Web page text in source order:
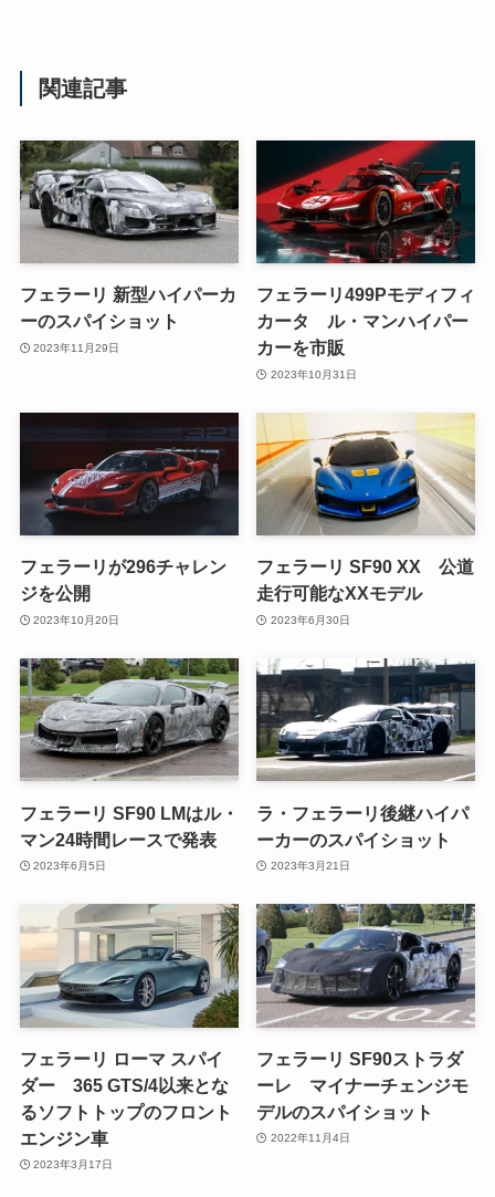
関連記事
フェラーリ 新型ハイパーカ
ーのスパイショット
2023年11月29日
フェラーリ499Pモディフィ
カータ ル・マンハイパー
カーを市販
2023年10月31日
フェラーリが296チャレン
ジを公開
2023年10月20日
フェラーリ SF90 XX 公道
走行可能なXXモデル
2023年6月30日
フェラーリ SF90 LMはル・
マン24時間レースで発表
2023年6月5日
ラ・フェラーリ後継ハイパ
ーカーのスパイショット
2023年3月21日
フェラーリ ローマ スパイ
ダー 365 GTS/4以来とな
るソフトトップのフロント
エンジン車
2023年3月17日
フェラーリ SF90ストラダ
ーレ マイナーチェンジモ
デルのスパイショット
2022年11月4日